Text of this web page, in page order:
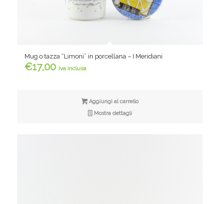
Mug o tazza “Limoni” in porcellana – I Meridiani
€17,00 iva inclusa
Aggiungi al carrello
Mostra dettagli